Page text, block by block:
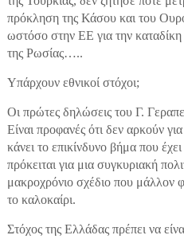
πρόκληση της Κάσου και του
ωστόσο στην ΕΕ για την καταδίκη
της Ρωσίας…..
Υπάρχουν εθνικοί στόχοι;
Οι πρώτες δηλώσεις του Γ.
Είναι προφανές ότι δεν αρκούν
κάνει το επικίνδυνο βήμα που
πρόκειται για μια συγκυριακή
μακροχρόνιο σχέδιο που μάλλον
το καλοκαίρι.
Στόχος της Ελλάδας πρέπει να